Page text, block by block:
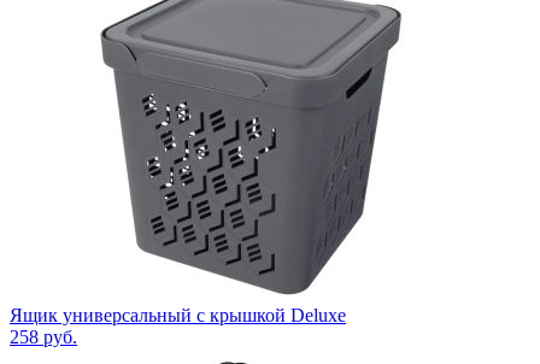
Ящик универсальный с крышкой Deluxe
258 руб.